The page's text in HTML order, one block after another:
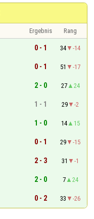
Ergebnis
Rang
0 - 1 34
-14
0 - 1 51
-17
2 - 0 27
24
1 - 1 29
-2
1 - 0 14
15
0 - 1 29
-15
2 - 3 31
-1
2 - 0 7
24
0 - 2 33 -26